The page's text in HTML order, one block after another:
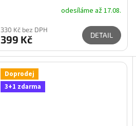
odesíláme až 17.08.
330 Kč bez DPH
399 Kč DETAIL
Doprodej
3+1 zdarma